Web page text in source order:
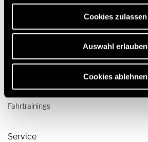
erforderlich sind.
Cookies zulassen
Auswahl erlauben
Cookies ablehnen
Camper Van-Aufstelldach
Reiseberichte
Wohnmobil-Checklisten
Fahrtrainings
Service